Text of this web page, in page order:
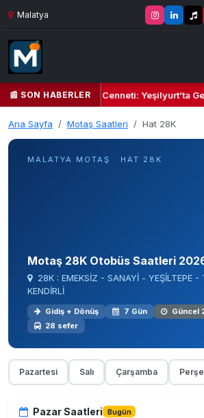
Malatya
📰 SON HABERLER
Yeşil Kalbi ve Kültür Cenneti: Yeşilyurt’ta
Ana Sayfa Motaş Saatleri Hat 28K
MALATYA MOTAŞ · HAT 28K
Motaş 28K Otobüs Saatleri
28K : EMEKSİZ - SANAYİ - YEŞİLTEPE -
KENDİRLİ
Gidiş + Dönüş 7 Gün
Güncel
28 sefer
Pazartesi Salı Çarşamba
Pazar Saatleri Bugün